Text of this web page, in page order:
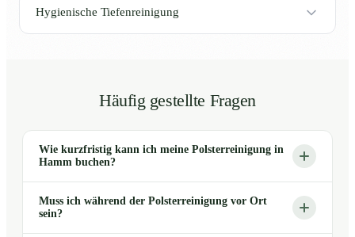
Hygienische Tiefenreinigung
Häufig gestellte Fragen
Wie kurzfristig kann ich meine Polsterreinigung in
Hamm buchen?
Muss ich während der Polsterreinigung vor Ort
sein?